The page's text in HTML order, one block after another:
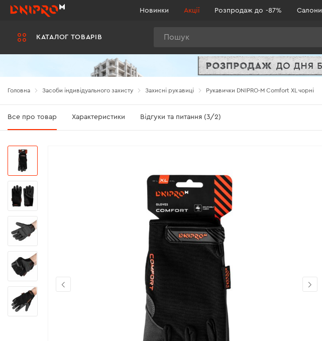
КАТАЛОГ ТОВАРІВ
Новинки Акції Розпродаж до -87% Салони
Головна Засоби індивідуального захисту Захисні рукавиці Рукавички DNIPRO-M Comfort XL чорні
Все про товар Характеристики Відгуки та питання (3/2)